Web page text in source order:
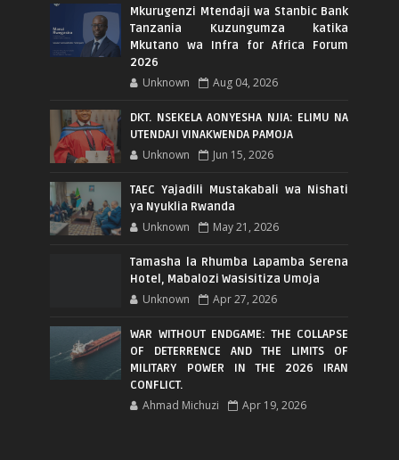
Mkurugenzi Mtendaji wa Stanbic Bank
Tanzania Kuzungumza katika
Mkutano wa Infra for Africa Forum
2026
Unknown Aug 04, 2026
DKT. NSEKELA AONYESHA NJIA: ELIMU NA
UTENDAJI VINAKWENDA PAMOJA
Unknown Jun 15, 2026
TAEC Yajadili Mustakabali wa Nishati
ya Nyuklia Rwanda
Unknown May 21, 2026
Tamasha la Rhumba Lapamba Serena
Hotel, Mabalozi Wasisitiza Umoja
Unknown Apr 27, 2026
WAR WITHOUT ENDGAME: THE COLLAPSE
OF DETERRENCE AND THE LIMITS OF
MILITARY POWER IN THE 2026 IRAN
CONFLICT.
Ahmad Michuzi Apr 19, 2026